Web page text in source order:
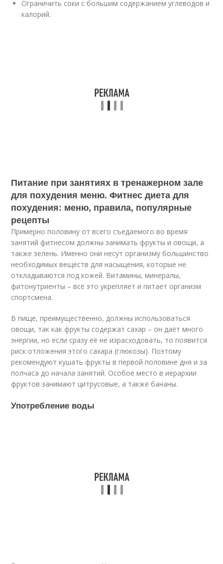
Ограничить соки с большим содержанием углеводов и
калорий.
Питание при занятиях в тренажерном зале
для похудения меню. Фитнес диета для
похудения: меню, правила, популярные
рецепты
Примерно половину от всего съедаемого во время
занятий фитнесом должны занимать фрукты и овощи, а
также зелень. Именно они несут организму большинство
необходимых веществ для насыщения, которые не
откладываются под кожей. Витамины, минералы,
фитонутриенты – всё это укрепляет и питает организм
спортсмена.
В пище, преимущественно, должны использоваться
овощи, так как фрукты содержат сахар – он даёт много
энергии, но если сразу её не израсходовать, то появится
риск отложения этого сахара (глюкозы). Поэтому
рекомендуют кушать фрукты в первой половине дня и за
полчаса до начала занятий. Особое место в иерархии
фруктов занимают цитрусовые, а также бананы.
Употребление воды